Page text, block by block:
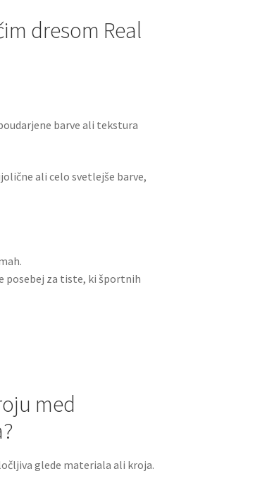
dresom Real
barve ali tekstura
ali celo svetlejše barve,
posebej za tiste, ki športnih
med
glede materiala ali kroja.